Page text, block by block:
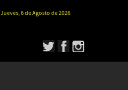
Jueves, 6 de Agosto de 2026